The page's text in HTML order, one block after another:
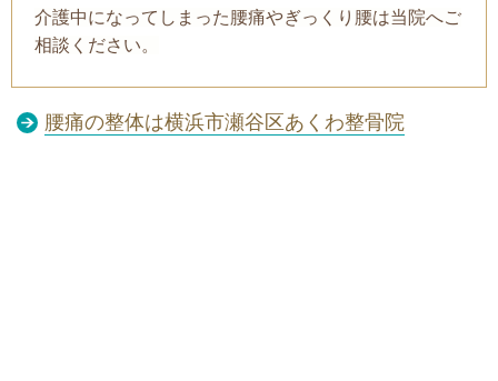
介護中になってしまった腰痛やぎっくり腰は当院へご
相談ください。
腰痛の整体は横浜市瀬谷区あくわ整骨院